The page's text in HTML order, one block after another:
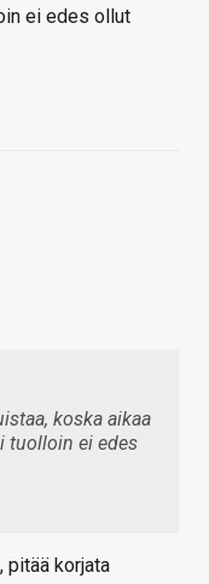
ei edes ollut
koska aikaa
tuolloin ei edes
korjata